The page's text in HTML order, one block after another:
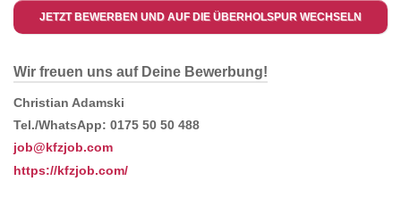
JETZT BEWERBEN UND AUF DIE ÜBERHOLSPUR WECHSELN
Wir freuen uns auf Deine Bewerbung!
Christian Adamski
Tel./WhatsApp: 0175 50 50 488
job@kfzjob.com
https://kfzjob.com/